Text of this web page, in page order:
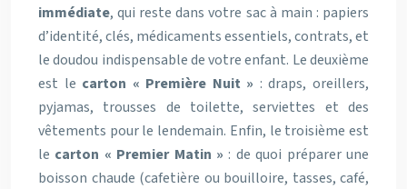
immédiate, qui reste dans votre sac à main : papiers
d’identité, clés, médicaments essentiels, contrats, et
le doudou indispensable de votre enfant. Le deuxième
est le carton « Première Nuit » : draps, oreillers,
pyjamas, trousses de toilette, serviettes et des
vêtements pour le lendemain. Enfin, le troisième est
le carton « Premier Matin » : de quoi préparer une
boisson chaude (cafetière ou bouilloire, tasses, café,